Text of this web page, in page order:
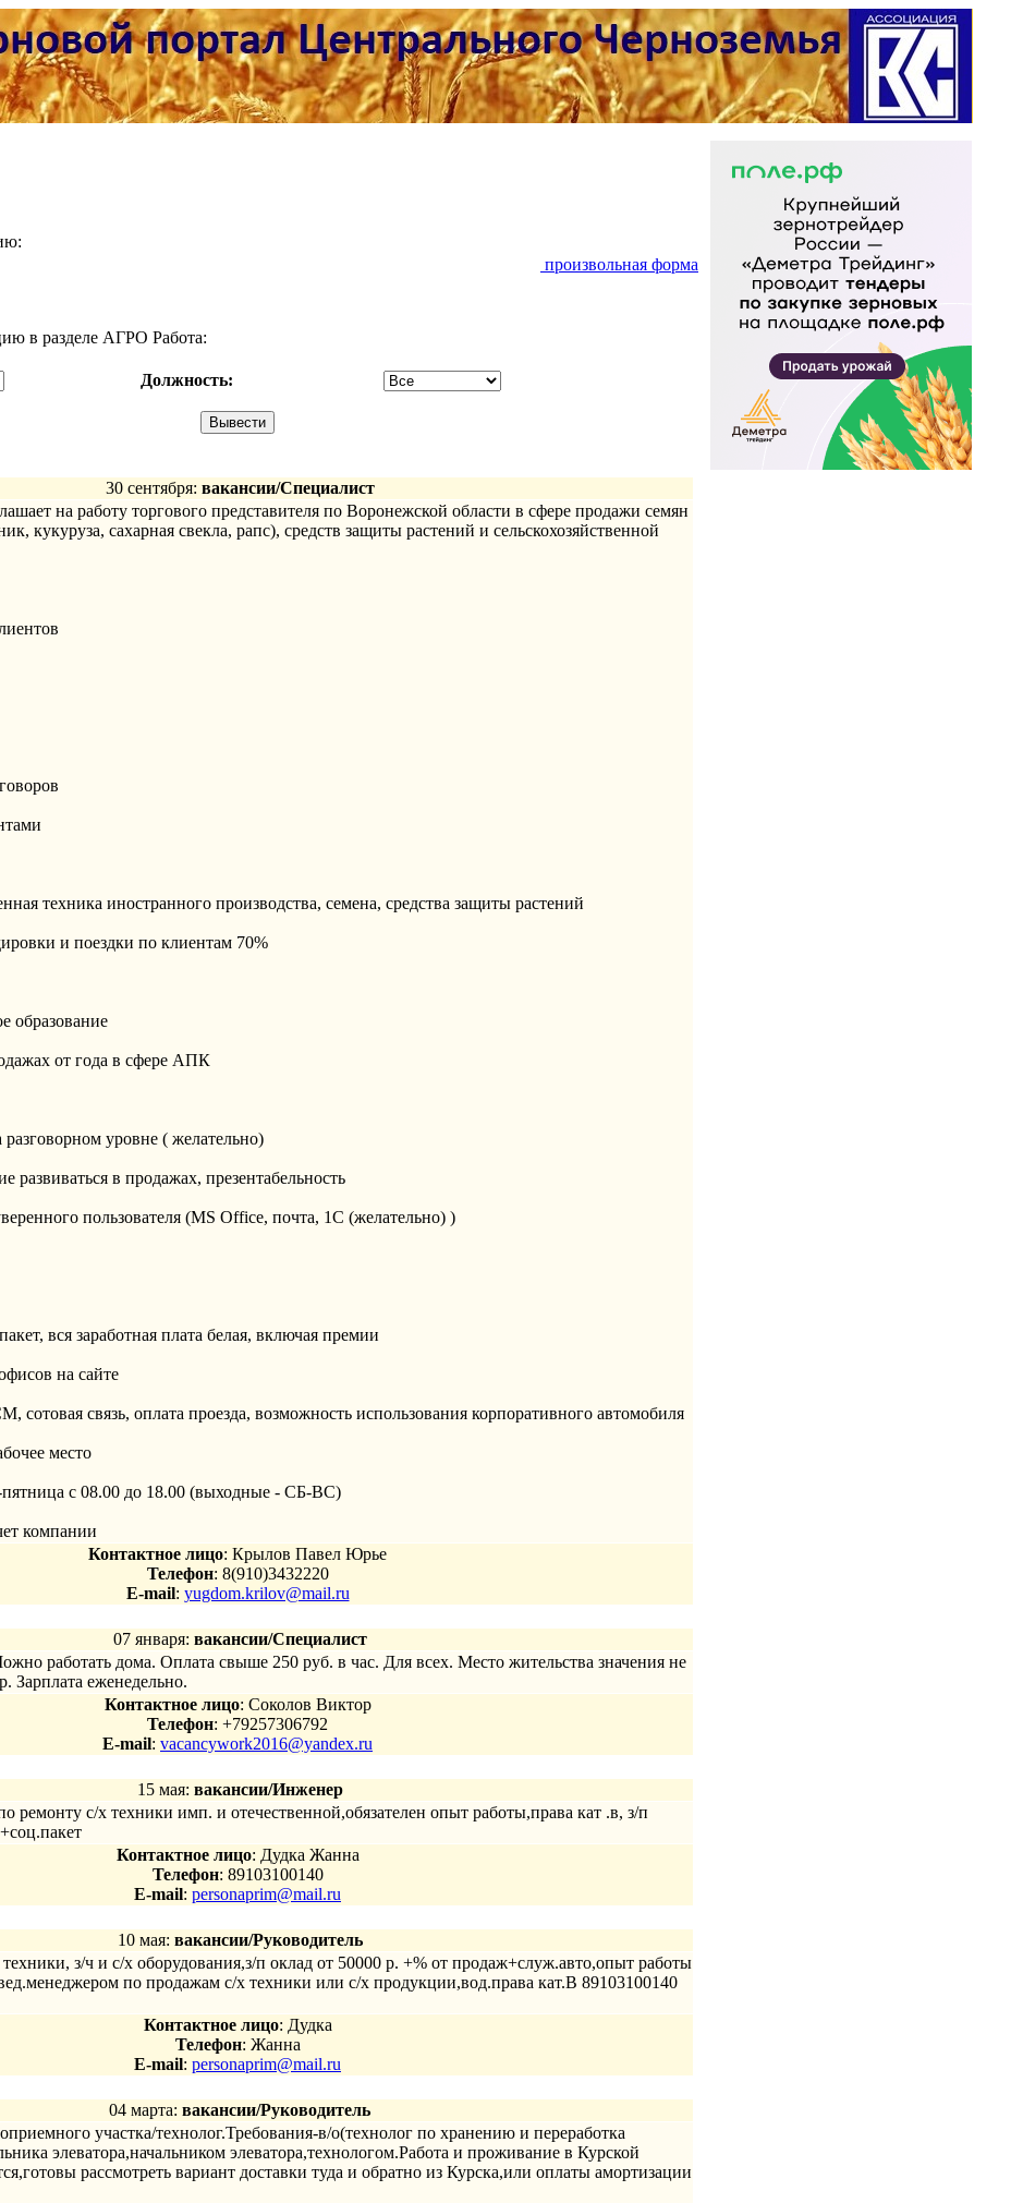
произвольная форма
в разделе АГРО Работа:
Должность:
30 сентября: вакансии/Специалист
на работу торгового представителя по Воронежской области в сфере продажи семян
кукуруза, сахарная свекла, рапс), средств защиты растений и сельскохозяйственной
техника иностранного производства, семена, средства защиты растений
и поездки по клиентам 70%
образование
от года в сфере АПК
уровне ( желательно)
развиваться в продажах, презентабельность
пользователя (MS Office, почта, 1С (желательно) )
вся заработная плата белая, включая премии
на сайте
сотовая связь, оплата проезда, возможность использования корпоративного автомобиля
место
с 08.00 до 18.00 (выходные - СБ-ВС)
компании
Контактное лицо: Крылов Павел Юрье
Телефон: 8(910)3432220
E-mail: yugdom.krilov@mail.ru
07 января: вакансии/Специалист
работать дома. Оплата свыше 250 руб. в час. Для всех. Место жительства значения не
Зарплата еженедельно.
Контактное лицо: Соколов Виктор
Телефон: +79257306792
E-mail: vacancywork2016@yandex.ru
15 мая: вакансии/Инженер
ремонту с/х техники имп. и отечественной,обязателен опыт работы,права кат .в, з/п
Контактное лицо: Дудка Жанна
Телефон: 89103100140
E-mail: personaprim@mail.ru
10 мая: вакансии/Руководитель
з/ч и с/х оборудования,з/п оклад от 50000 р. +% от продаж+служ.авто,опыт работы
по продажам с/х техники или с/х продукции,вод.права кат.В 89103100140
Контактное лицо: Дудка
Телефон: Жанна
E-mail: personaprim@mail.ru
04 марта: вакансии/Руководитель
участка/технолог.Требования-в/о(технолог по хранению и переработка
элеватора,начальником элеватора,технологом.Работа и проживание в Курской
рассмотреть вариант доставки туда и обратно из Курска,или оплаты амортизации